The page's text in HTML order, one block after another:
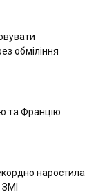
обміління
та Францію
наростила